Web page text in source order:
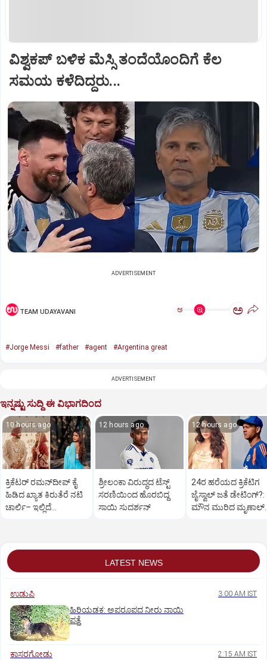
ವಿಶ್ವಕಪ್‌ ಬಳಿಕ ಮೆಸ್ಸಿ ತಂದೆಯೊಂದಿಗೆ ಕೆಲ
ಸಮಯ ಕಳೆದಿದ್ದರು...
ADVERTISEMENT
TEAM UDAYAVANI ಅ ಅ
#Jorge Messi #father #agent #Argentina great
ADVERTISEMENT
ಇನ್ನಷ್ಟು ಸುದ್ದಿ ಈ ವಿಭಾಗದಿಂದ
10 hours ago
ಕ್ರಿಕೆಟರ್‌ ರಮನ್‌ದೀಪ್‌ ಕೈ
ಹಿಡಿದ ಖ್ಯಾತ ಕಿರುತೆರೆ ನಟಿ
ಚಾರ್ಲಿ– ಇಲ್ಲಿದೆ
12 hours ago
ಶ್ರೀಲಂಕಾ ವಿರುದ್ಧದ ಟೆಸ್ಟ್
ಸರಣಿಯಿಂದ ಹೊರಬಿದ್ದ
ಸಾಯಿ ಸುದರ್ಶನ್
12 hours ago
24ರ ಹರೆಯದ ಕ್ರಿಕೆಟಿಗ
ಜೈಸ್ವಾಲ್‌ ಜತೆ ಡೇಟಿಂಗ್?:‌
ಮೌನ ಮುರಿದ ಮೃಣಾಲ್‌
LATEST NEWS
ಉಡುಪಿ 3:00 AM IST
ಹಿರಿಯಡಕ: ಅಪರೂಪದ ನೀರು ನಾಯಿ
ಪತ್ತೆ
ಕಾಸರಗೋಡು 2:15 AM IST